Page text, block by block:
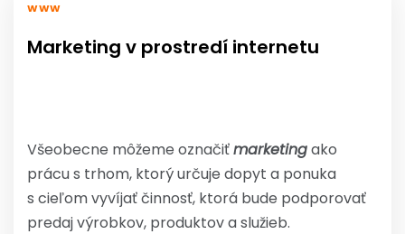
WWW
Marketing v prostredí internetu
Všeobecne môžeme označiťmarketingako
prácu s trhom, ktorý určuje dopyt a ponuka
s cieľom vyvíjať činnosť, ktorá bude podporovať
predaj výrobkov, produktov a služieb.